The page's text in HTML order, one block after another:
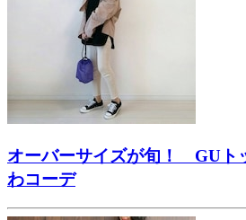
オーバーサイズが旬！ GUト
わコーデ